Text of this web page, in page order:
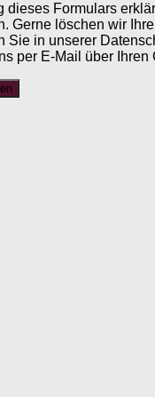
dieses Formulars
Gerne löschen wir
Sie in unserer
per E-Mail über